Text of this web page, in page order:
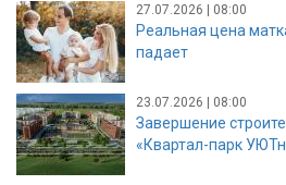
27.07.2026 | 08:00
Реальная цена
падает
23.07.2026 | 08:00
Завершение
«Квартал-парк